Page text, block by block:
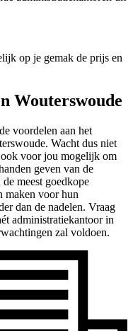
op je gemak de prijs en
Wouterswoude
voordelen aan het
Wacht dus niet
voor jou mogelijk om
geven van de
meest goedkope
maken voor hun
dan de nadelen. Vraag
administratiekantoor in
zal voldoen.